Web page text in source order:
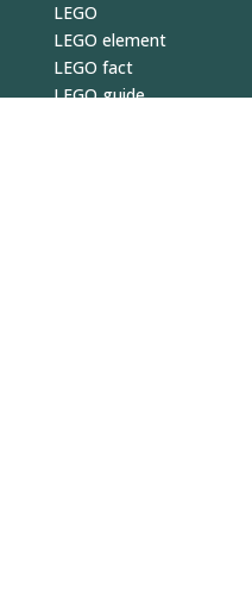
LEGO
LEGO element
LEGO fact
LEGO guide